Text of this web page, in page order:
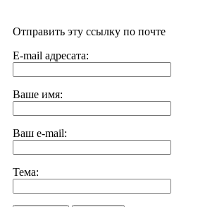
Отправить эту ссылку по почте
E-mail адресата:
Ваше имя:
Ваш e-mail:
Тема: